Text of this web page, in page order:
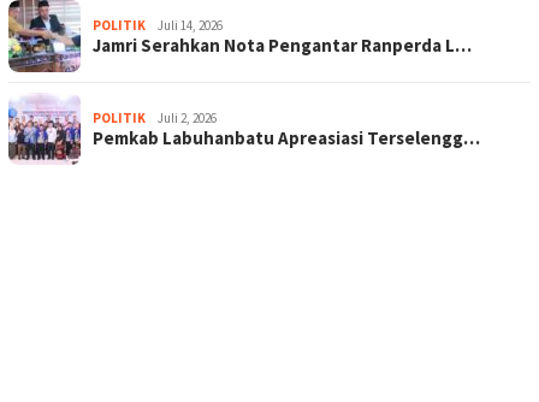
POLITIK Juli 14, 2026
Jamri Serahkan Nota Pengantar Ranperda L…
POLITIK Juli 2, 2026
Pemkab Labuhanbatu Apreasiasi Terselengg…